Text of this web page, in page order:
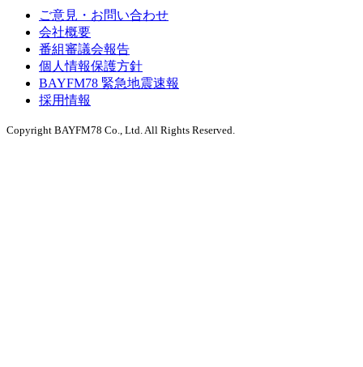
ご意見・お問い合わせ
会社概要
番組審議会報告
個人情報保護方針
BAYFM78 緊急地震速報
採用情報
Copyright BAYFM78 Co., Ltd. All Rights Reserved.